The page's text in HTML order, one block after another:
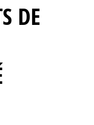
DE